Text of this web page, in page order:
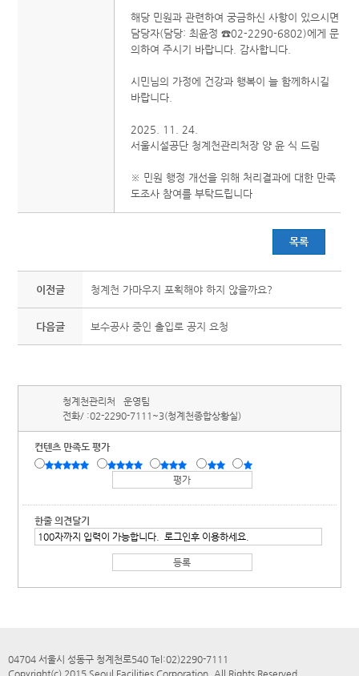
해당 민원과 관련하여 궁금하신 사항이 있으시면
담당자(담당: 최윤정 ☎02-2290-6802)에게 문
의하여 주시기 바랍니다. 감사합니다.
시민님의 가정에 건강과 행복이 늘 함께하시길
바랍니다.
2025. 11. 24.
서울시설공단 청계천관리처장 양 윤 식 드림
※ 민원 행정 개선을 위해 처리결과에 대한 만족
도조사 참여를 부탁드립니다
목록
이전글 청계천 가마우지 포획해야 하지 않을까요?
다음글 보수공사 중인 출입로 공지 요청
청계천관리처
운영팀
전화/ :02-2290-7111~3(청계천종합상황실)
컨텐츠 만족도 평가
한줄 의견달기
04704 서울시 성동구 청계천로540 Tel:02)2290-7111
Copyright(c) 2015 Seoul Facilities Corporation. All Rights Reserved